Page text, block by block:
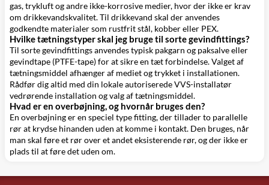
gas, trykluft og andre ikke-korrosive medier, hvor der ikke er krav
om drikkevandskvalitet. Til drikkevand skal der anvendes
godkendte materialer som rustfrit stål, kobber eller PEX.
Hvilke tætningstyper skal jeg bruge til sorte gevindfittings?
Til sorte gevindfittings anvendes typisk pakgarn og paksalve eller
gevindtape (PTFE-tape) for at sikre en tæt forbindelse. Valget af
tætningsmiddel afhænger af mediet og trykket i installationen.
Rådfør dig altid med din lokale autoriserede VVS-installatør
vedrørende installation og valg af tætningsmiddel.
Hvad er en overbøjning, og hvornår bruges den?
En overbøjning er en speciel type fitting, der tillader to parallelle
rør at krydse hinanden uden at komme i kontakt. Den bruges, når
man skal føre et rør over et andet eksisterende rør, og der ikke er
plads til at føre det uden om.